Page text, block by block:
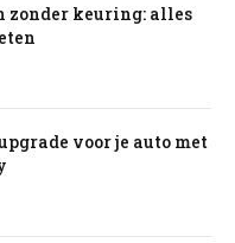
zonder keuring: alles
voor je auto met